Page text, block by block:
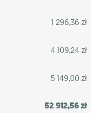
1 296,36 zł
4 109,24 zł
5 149,00 zł
52 912,56 zł